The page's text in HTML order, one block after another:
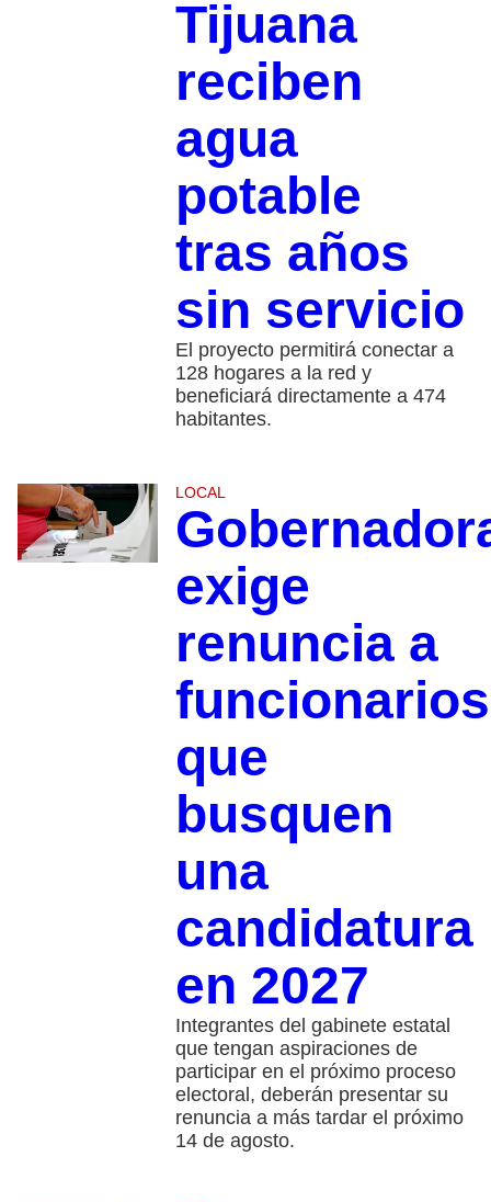
Tijuana
reciben
agua
potable
tras años
sin servicio
El proyecto permitirá conectar a
128 hogares a la red y
beneficiará directamente a 474
habitantes.
LOCAL
exige
renuncia a
funcionarios
que
busquen
una
candidatura
en 2027
Integrantes del gabinete estatal
que tengan aspiraciones de
participar en el próximo proceso
electoral, deberán presentar su
renuncia a más tardar el próximo
14 de agosto.